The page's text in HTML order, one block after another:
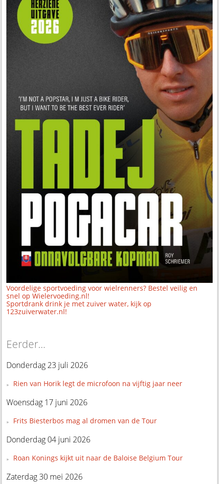
Voordelige sportvoeding voor wielrenners? Bestel veilig en
snel op Wielervoeding.nl!
Sportdrank drink je met zuiver water, kijk op
123zuiverwater.nl!
Eerder...
Donderdag 23 juli 2026
Rien van Horik legt de microfoon na vijftig jaar neer
Woensdag 17 juni 2026
Frits Biesterbos mag al dromen van de Tour
Donderdag 04 juni 2026
Roan Konings kijkt uit naar de Baloise Belgium Tour
Zaterdag 30 mei 2026